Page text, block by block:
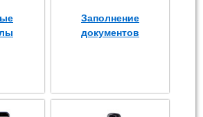
Заполнение
документов